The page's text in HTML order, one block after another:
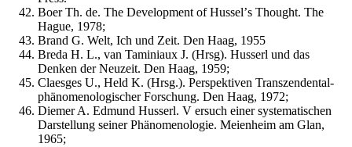
Boer Th. de. The Development of Husselʼs Thought. The
Hague, 1978;
Brand G. Welt, Ich und Zeit. Den Haag, 1955
Breda H. L., van Taminiaux J. (Hrsg). Husserl und das
Denken der Neuzeit. Den Haag, 1959;
Claesges U., Held K. (Hrsg.). Perspektiven Transzendental-
phänomenologischer Forschung. Den Haag, 1972;
Diemer A. Edmund Husserl. V ersuch einer systematischen
Darstellung seiner Phänomenologie. Meienheim am Glan,
1965;